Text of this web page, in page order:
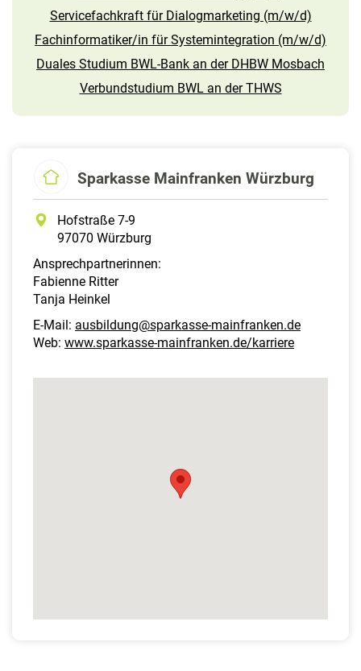
Servicefachkraft für Dialogmarketing (m/w/d)
Fachinformatiker/in für Systemintegration (m/w/d)
Duales Studium BWL-Bank an der DHBW Mosbach
Verbundstudium BWL an der THWS
Sparkasse Mainfranken Würzburg
Hofstraße 7-9
97070 Würzburg
Ansprechpartnerinnen:
Fabienne Ritter
Tanja Heinkel
E-Mail: ausbildung@sparkasse-mainfranken.de
Web: www.sparkasse-mainfranken.de/karriere